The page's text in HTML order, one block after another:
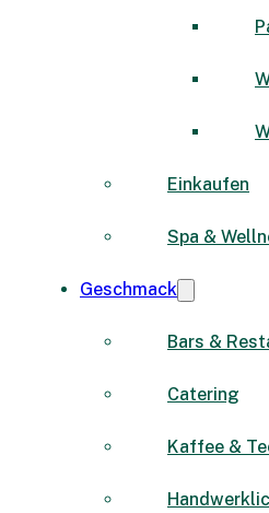
Einkaufen
Spa &
Geschmack
Bars &
Catering
Kaffee &